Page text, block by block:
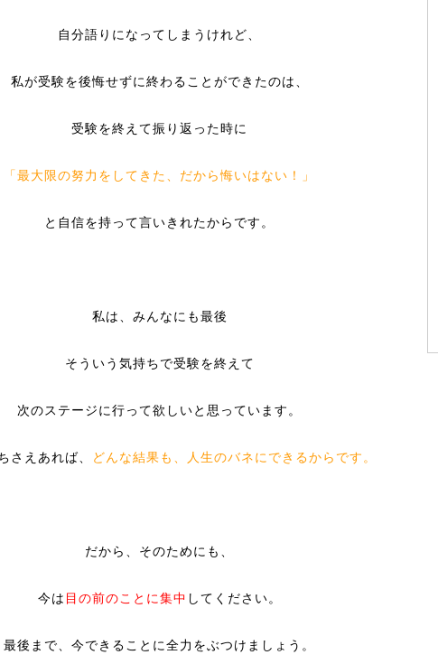
自分語りになってしまうけれど、
私が受験を後悔せずに終わることができたのは、
受験を終えて振り返った時に
「最大限の努力をしてきた、だから悔いはない！」
と自信を持って言いきれたからです。
私は、みんなにも最後
そういう気持ちで受験を終えて
次のステージに行って欲しいと思っています。
さえあれば、 どんな結果も、人生のバネにできるからです。
だから、そのためにも、
今は 目の前のことに集中 してください。
最後まで、今できることに全力をぶつけましょう。